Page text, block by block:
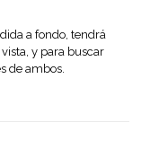
a fondo, tendrá
y para buscar
de ambos.